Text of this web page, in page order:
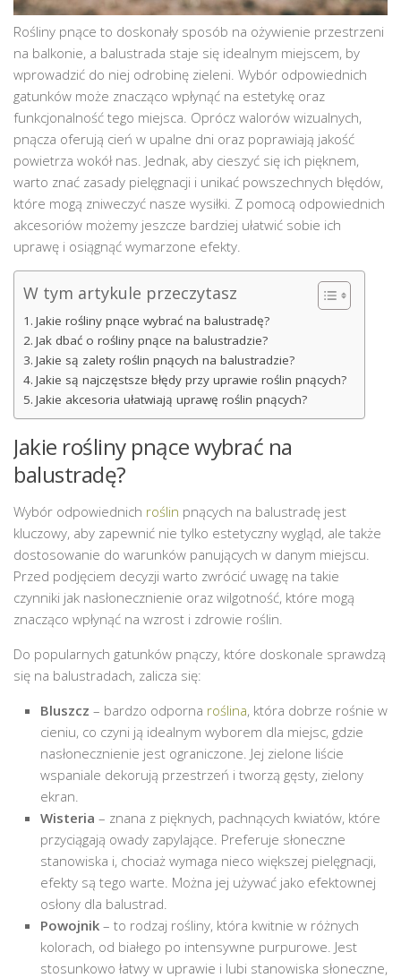
Rośliny pnące to doskonały sposób na ożywienie przestrzeni
na balkonie, a balustrada staje się idealnym miejscem, by
wprowadzić do niej odrobinę zieleni. Wybór odpowiednich
gatunków może znacząco wpłynąć na estetykę oraz
funkcjonalność tego miejsca. Oprócz walorów wizualnych,
pnącza oferują cień w upalne dni oraz poprawiają jakość
powietrza wokół nas. Jednak, aby cieszyć się ich pięknem,
warto znać zasady pielęgnacji i unikać powszechnych błędów,
które mogą zniweczyć nasze wysiłki. Z pomocą odpowiednich
akcesoriów możemy jeszcze bardziej ułatwić sobie ich
uprawę i osiągnąć wymarzone efekty.
W tym artykule przeczytasz
Jakie rośliny pnące wybrać na balustradę?
Jak dbać o rośliny pnące na balustradzie?
Jakie są zalety roślin pnących na balustradzie?
Jakie są najczęstsze błędy przy uprawie roślin pnących?
Jakie akcesoria ułatwiają uprawę roślin pnących?
Jakie rośliny pnące wybrać na
balustradę?
Wybór odpowiednich roślin pnących na balustradę jest
kluczowy, aby zapewnić nie tylko estetyczny wygląd, ale także
dostosowanie do warunków panujących w danym miejscu.
Przed podjęciem decyzji warto zwrócić uwagę na takie
czynniki jak nasłonecznienie oraz wilgotność, które mogą
znacząco wpłynąć na wzrost i zdrowie roślin.
Do popularnych gatunków pnączy, które doskonale sprawdzą
się na balustradach, zalicza się:
Bluszcz – bardzo odporna roślina, która dobrze rośnie w
cieniu, co czyni ją idealnym wyborem dla miejsc, gdzie
nasłonecznienie jest ograniczone. Jej zielone liście
wspaniale dekorują przestrzeń i tworzą gęsty, zielony
ekran.
Wisteria – znana z pięknych, pachnących kwiatów, które
przyciągają owady zapylające. Preferuje słoneczne
stanowiska i, chociaż wymaga nieco większej pielęgnacji,
efekty są tego warte. Można jej używać jako efektownej
osłony dla balustrad.
Powojnik – to rodzaj rośliny, która kwitnie w różnych
kolorach, od białego po intensywne purpurowe. Jest
stosunkowo łatwy w uprawie i lubi stanowiska słoneczne,